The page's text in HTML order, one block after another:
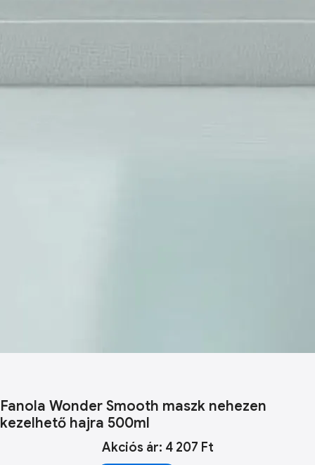
Fanola Wonder Smooth maszk nehezen
kezelhető hajra 500ml
Akciós ár: 4 207 Ft